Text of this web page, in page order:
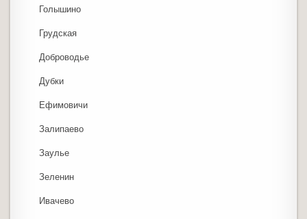
Голышино
Грудская
Доброводье
Дубки
Ефимовичи
Залипаево
Заулье
Зеленин
Ивачево